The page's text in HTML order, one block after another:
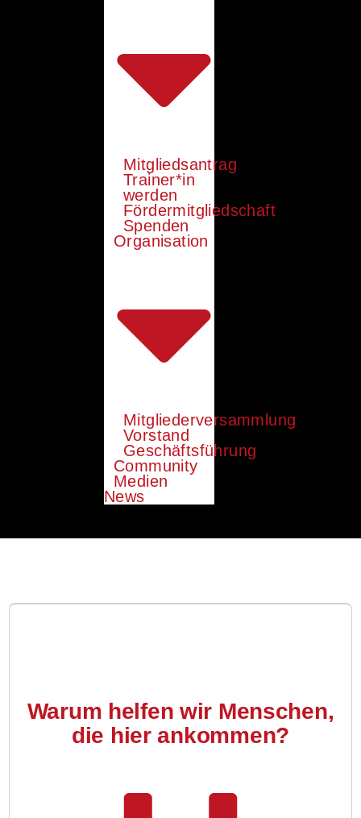
Mitgliedsantrag
Trainer*in
werden
Fördermitgliedschaft
Spenden
Organisation
Mitgliederversammlung
Vorstand
Geschäftsführung
Community
Medien
News
Warum helfen wir Menschen,
die hier ankommen?